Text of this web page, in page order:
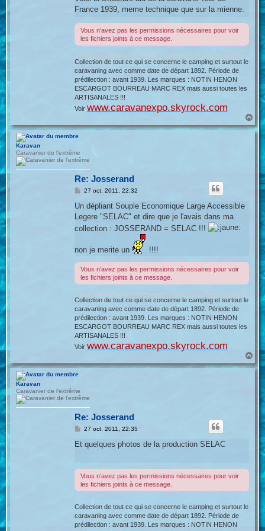
a
France 1939, meme technique que sur la mienne.
Vous n’avez pas les permissions nécessaires pour voir
les fichiers joints à ce message.
Collection de tout ce qui se concerne le camping et surtout le
caravaning avec comme date de départ 1892. Période de
prédilection : avant 1939. Les marques : NOTIN HENON
ESCARGOT BOURREAU MARC REX mais aussi toutes les
ARTISANALES !!!
Voir www.caravanexpo.skyrock.com
a
u
Karavan
Caravanier de l'extrême
Re: Josserand
M
s
a
g
e
27 oct. 2011, 22:32
Un dépliant Souple Economique Large Accessible
Legere "SELAC" et dire que je l'avais dans ma
collection : JOSSERAND = SELAC !!!
non je merite un !!!!
Vous n’avez pas les permissions nécessaires pour voir
les fichiers joints à ce message.
Collection de tout ce qui se concerne le camping et surtout le
caravaning avec comme date de départ 1892. Période de
prédilection : avant 1939. Les marques : NOTIN HENON
ESCARGOT BOURREAU MARC REX mais aussi toutes les
ARTISANALES !!!
Voir www.caravanexpo.skyrock.com
a
u
Karavan
Caravanier de l'extrême
Re: Josserand
M
s
e
27 oct. 2011, 22:35
Et quelques photos de la production SELAC
Vous n’avez pas les permissions nécessaires pour voir
les fichiers joints à ce message.
Collection de tout ce qui se concerne le camping et surtout le
caravaning avec comme date de départ 1892. Période de
prédilection : avant 1939. Les marques : NOTIN HENON